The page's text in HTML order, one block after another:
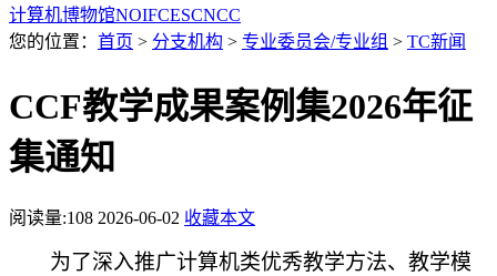
计算机博物馆NOIFCESCNCC
您的位置： 首页 > 分支机构 > 专业委员会/专业组 > TC新闻
CCF教学成果案例集2026年征
集通知
阅读量:108 2026-06-02 收藏本文
为了深入推广计算机类优秀教学方法、教学模